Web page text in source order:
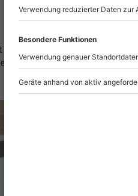
schnappst Du Dir Deine
die Vorlage auf der